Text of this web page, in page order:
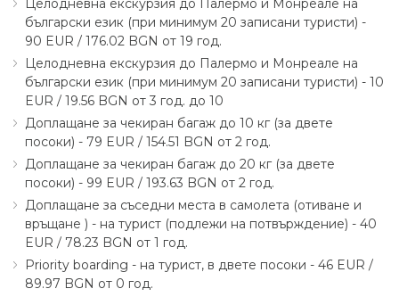
Целодневна екскурзия до Палермо и Монреале на
български език (при минимум 20 записани туристи) -
90 EUR ∕ 176.02 BGN от 19 год.
Целодневна екскурзия до Палермо и Монреале на
български език (при минимум 20 записани туристи) - 10
EUR ∕ 19.56 BGN от 3 год. до 10
Доплащане за чекиран багаж до 10 кг (за двете
посоки) - 79 EUR ∕ 154.51 BGN от 2 год.
Доплащане за чекиран багаж до 20 кг (за двете
посоки) - 99 EUR ∕ 193.63 BGN от 2 год.
Доплащане за съседни места в самолета (отиване и
връщане ) - на турист (подлежи на потвърждение) - 40
EUR ∕ 78.23 BGN от 1 год.
Priority boarding - на турист, в двете посоки - 46 EUR ∕
89.97 BGN от 0 год.